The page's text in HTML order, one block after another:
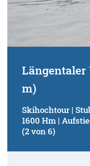
Längentaler
m)
Skihochtour |
1600 Hm |
(2 von 6)